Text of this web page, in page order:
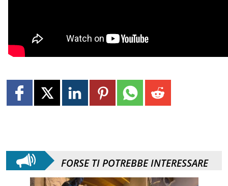
FORSE TI POTREBBE INTERESSARE